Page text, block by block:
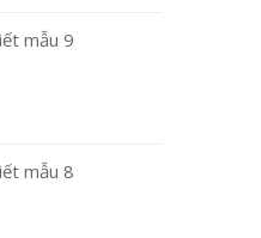
mẫu 9
mẫu 8